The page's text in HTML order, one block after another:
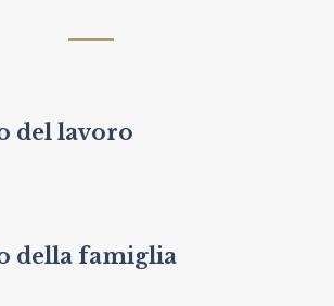
del lavoro
della famiglia